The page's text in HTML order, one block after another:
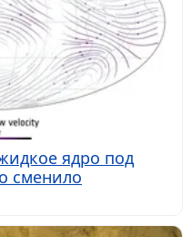
ядро под
сменило